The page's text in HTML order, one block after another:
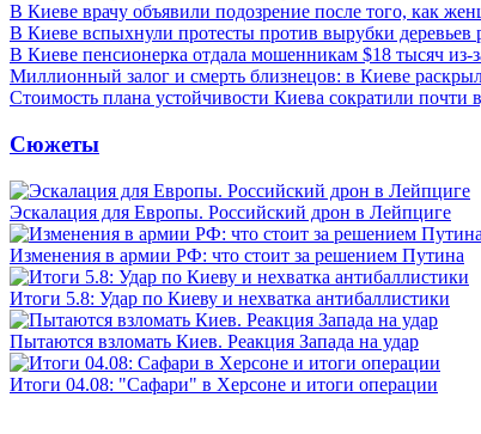
В Киеве врачу объявили подозрение после того, как
В Киеве вспыхнули протесты против вырубки деревьев
В Киеве пенсионерка отдала мошенникам $18 тысяч
Миллионный залог и смерть близнецов: в Киеве
Стоимость плана устойчивости Киева сократили почти
Сюжеты
Эскалация для Европы. Российский дрон в Лейпциге
Изменения в армии РФ: что стоит за решением Путина
Итоги 5.8: Удар по Киеву и нехватка антибаллистики
Пытаются взломать Киев. Реакция Запада на удар
Итоги 04.08: "Сафари" в Херсоне и итоги операции